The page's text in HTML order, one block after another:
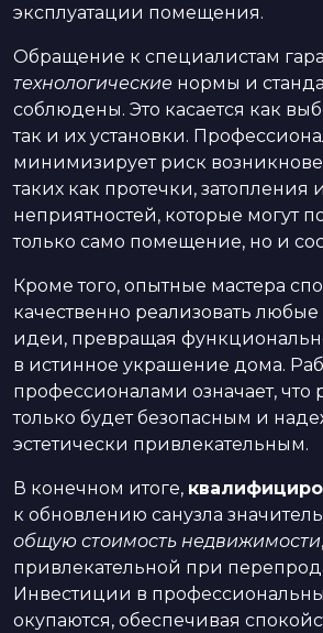
эксплуатации помещения.
Обращение к специалистам
технологические нормы и
соблюдены. Это касается как
так и их установки.
минимизирует риск
таких как протечки, затопления
неприятностей, которые могут
только само помещение, но и
Кроме того, опытные мастера
качественно реализовать любые
идеи, превращая
в истинное украшение дома.
профессионалами означает, что
только будет безопасным и
эстетически привлекательным.
В конечном итоге,
к обновлению санузла
общую стоимость недвижимости
привлекательной при
Инвестиции в
окупаются, обеспечивая